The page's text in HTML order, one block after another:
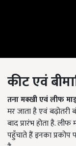
कीट एवं
तना मक्खी एवं लीफ
मर जाता है एवं
बाद प्रारंभ होता है.
पहुँचाते हैं इनका